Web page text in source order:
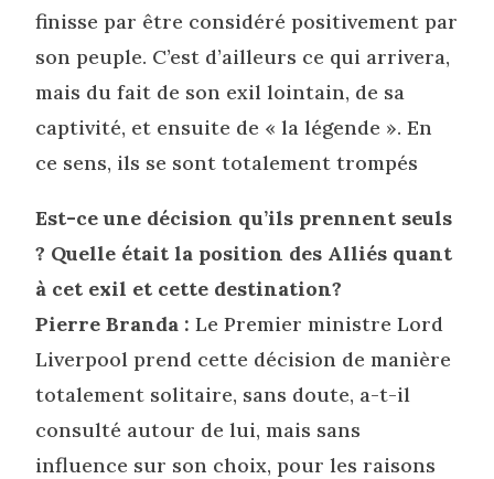
finisse par être considéré positivement par
son peuple. C’est d’ailleurs ce qui arrivera,
mais du fait de son exil lointain, de sa
captivité, et ensuite de « la légende ». En
ce sens, ils se sont totalement trompés
Est-ce une décision qu’ils prennent seuls
? Quelle était la position des Alliés quant
à cet exil et cette destination?
Pierre Branda : Le Premier ministre Lord
Liverpool prend cette décision de manière
totalement solitaire, sans doute, a-t-il
consulté autour de lui, mais sans
influence sur son choix, pour les raisons